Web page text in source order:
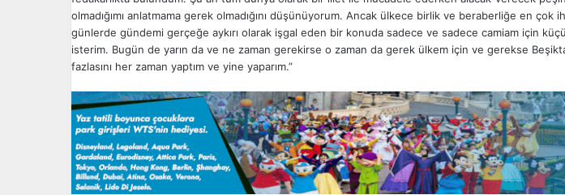
olmadığımı anlatmama gerek olmadığını düşünüyorum. Ancak ülkece birlik ve beraberliğe en çok
günlerde gündemi gerçeğe aykırı olarak işgal eden bir konuda sadece ve sadece camiam için
isterim. Bugün de yarın da ve ne zaman gerekirse o zaman da gerek ülkem için ve gerekse
fazlasını her zaman yaptım ve yine yaparım.”